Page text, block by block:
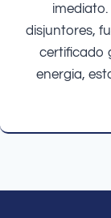
disjuntores,
certificado
energia,